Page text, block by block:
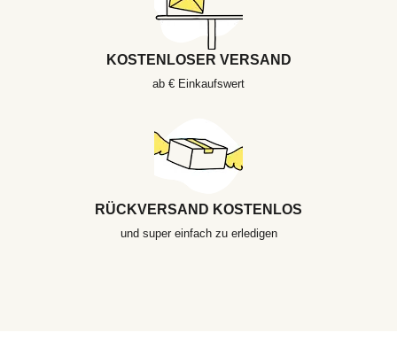
KOSTENLOSER VERSAND
ab € Einkaufswert
RÜCKVERSAND KOSTENLOS
und super einfach zu erledigen